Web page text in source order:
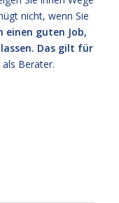
nicht, wenn Sie
einen guten Job,
Das gilt für
Berater.